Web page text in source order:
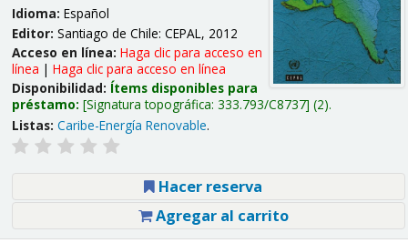
Idioma: Español
Editor: Santiago de Chile: CEPAL, 2012
Acceso en línea: Haga clic para acceso en
línea | Haga clic para acceso en línea
Disponibilidad: Ítems disponibles para
préstamo: Signatura topográfica: 333.793/C8737 (2).
Listas: Caribe-Energía Renovable.
Hacer reserva
Agregar al carrito